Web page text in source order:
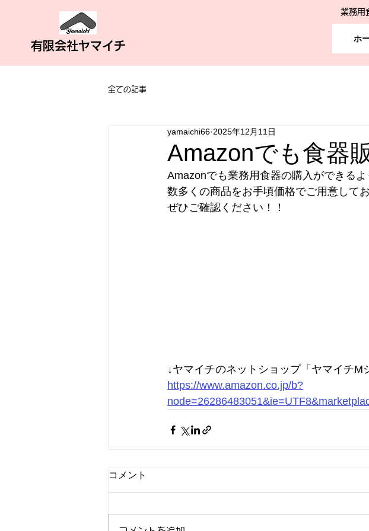
有限会社ヤマイチ
業務用
ホ
全ての記事
Amazonでも食器
yamaichi66 2025年12月11日
Amazonでも業務用食器の購入ができるよ
数多くの商品をお手頃価格でご用意してお
ぜひご確認ください！！
↓ヤマイチのネットショップ「ヤマイチM
https://www.amazon.co.jp/b?
コメント